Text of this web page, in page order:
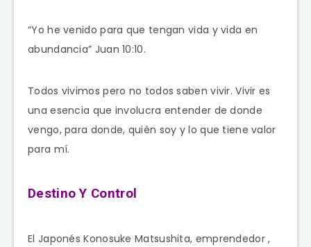
“Yo he venido para que tengan vida y vida en
abundancia” Juan 10:10.
Todos vivimos pero no todos saben vivir. Vivir es
una esencia que involucra entender de donde
vengo, para donde, quién soy y lo que tiene valor
para mí.
Destino Y Control
El Japonés Konosuke Matsushita, emprendedor ,